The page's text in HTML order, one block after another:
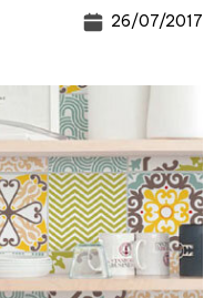
26/07/2017